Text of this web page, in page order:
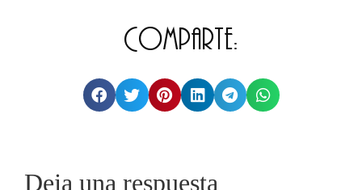
Comparte:
Deja una respuesta